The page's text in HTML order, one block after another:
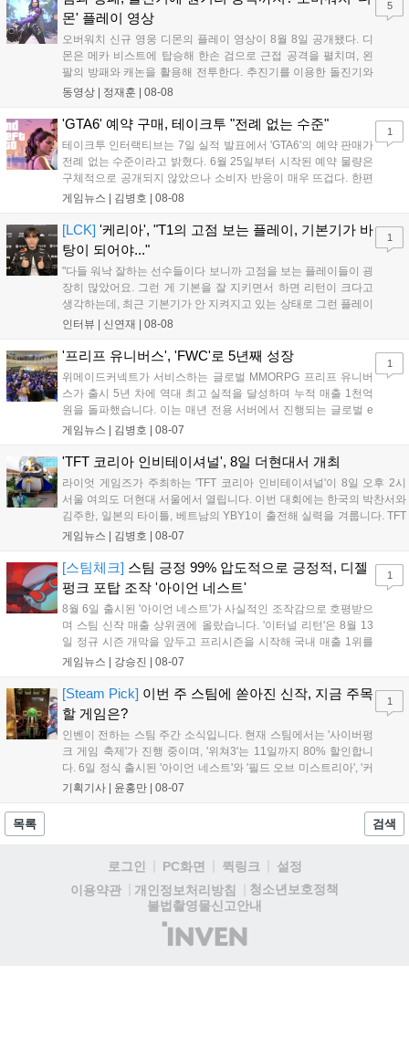
새로운 가능성을 제시했다....
몬' 플레이 영상
오버워치 신규 영웅 디몬의 플레이 영상이 8월 8일 공개됐다. 디
몬은 메카 비스트에 탑승해 한손 검으로 근접 공격을 펼치며, 왼
팔의 방패와 캐논을 활용해 전투한다. 추진기를 이용한 돌진기와
참격 형태의 궁극기를 보유했고, 메카 파괴 시 맨몸으로 기관총을
산의 영웅들 업데이트를 통해 정식 출시될 예정이다....
동영상 | 정재훈 08-08
5
'GTA6' 예약 구매, 테이크투 "전례 없는 수준"
테이크투 인터랙티브는 7일 실적 발표에서 'GTA6'의 예약 판매가
전례 없는 수준이라고 밝혔다. 6월 25일부터 시작된 예약 물량은
구체적으로 공개되지 않았으나 소비자 반응이 매우 뜨겁다. 한편
11월 19일 PS5와 Xbox 시리즈 X|S로 정식 출시될 예정이며, 록
상 'Grand Theft Auto VI: An Extended Look'을 최초 공개할 계획
이다....
게임뉴스 | 김병호 08-08
1
[LCK] '케리아', "T1의 고점 보는 플레이, 기본기가 바
탕이 되어야..."
"다들 워낙 잘하는 선수들이다 보니까 고점을 보는 플레이들이 굉
장히 많았어요. 그런 게 기본을 잘 지키면서 하면 리턴이 크다고
생각하는데, 최근 기본기가 안 지켜지고 있는 상태로 그런 플레이
를 추구하다 보니까 팀적으로 안 좋은 사고가 계속 많이 났던 것
LoL 챔피언스 코리아(LCK)'...
인터뷰 | 신연재 08-08
1
'프리프 유니버스', 'FWC'로 5년째 성장
위메이드커넥트가 서비스하는 글로벌 MMORPG 프리프 유니버
스가 출시 5년 차에 역대 최고 실적을 달성하며 누적 매출 1천억
원을 돌파했습니다. 이는 매년 전용 서버에서 진행되는 글로벌 e
스포츠 대회 FWC의 영향이 큽니다. FWC는 이용자가 동일한 조
은 전년 대비 매출과 이용자 지표가 대폭 상승하는 성과를 냈습니
다. 오는 10월 필리핀 마닐라에서 총상금 11만 달러 규모의 제4회
FWC 그랜드 파이널이 개최될 예정이며, 위메이드커넥트는 이를
통해 커뮤니티 중심의 장기 성장 모델을 지속할 방침입니다....
게임뉴스 | 김병호 08-07
1
'TFT 코리아 인비테이셔널', 8일 더현대서 개최
라이엇 게임즈가 주최하는 'TFT 코리아 인비테이셔널'이 8일 오후 2시
서울 여의도 더현대 서울에서 열립니다. 이번 대회에는 한국의 박찬서와
김주한, 일본의 타이틀, 베트남의 YBY1이 출전해 실력을 겨룹니다. TFT
는 소속팀 없이 개인 자격으로 참가하는 독특한 대회 구조를 가지며, 누
17일까지 이어지는 이번 행사는 신규 세트 체험과 공연 등 다양한 즐길
거리를 제공하며, 이후 현대백화점 판교점에서도 행사가 이어질 예정입
니다. 연말에는 라스베이거스 오픈이 개최됩니다....
게임뉴스 | 김병호 08-07
[스팀체크] 스팀 긍정 99% 압도적으로 긍정적, 디젤
펑크 포탑 조작 '아이언 네스트'
8월 6일 출시된 '아이언 네스트'가 사실적인 조작감으로 호평받으
며 스팀 신작 매출 상위권에 올랐습니다. '이터널 리턴'은 8월 13
일 정규 시즌 개막을 앞두고 프리시즌을 시작해 국내 매출 1위를
기록했습니다. 25주년을 맞은 '고스트 리콘' 시리즈는 8월 6일 쇼
'마블 투혼: 파이팅 소울즈'와 레트로 수리 시뮬레이션 '리스토
리'도 스팀에 정식 출시되었습니다....
게임뉴스 | 강승진 08-07
1
[Steam Pick] 이번 주 스팀에 쏟아진 신작, 지금 주목
할 게임은?
인벤이 전하는 스팀 주간 소식입니다. 현재 스팀에서는 '사이버펑
크 게임 축제'가 진행 중이며, '위쳐3'는 11일까지 80% 할인합니
다. 6일 정식 출시된 '아이언 네스트'와 '필드 오브 미스트리아', '커
세어 코브'가 호평받고 있습니다. 한편, 7일 출시된 '마블 투혼'은
다. 유비소프트의 '고스트리콘: 와일드랜드'는 7년 만의 대규모 업
기획기사 | 윤홍만 08-07
1
목록 검색
로그인 PC화면 퀵링크
설정
이용약관
개인정보처리방침
청소년보호정책
불법촬영물신고안내
(주)
인